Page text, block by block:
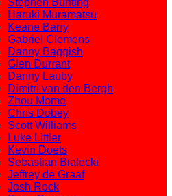
Stephen Bunting
Haruki Muramatsu
Keane Barry
Gabriel Clemens
Danny Baggish
Glen Durrant
Danny Lauby
Dimitri van den Bergh
Zhou Momo
Chris Dobey
Scott Williams
Luke Littler
Kevin Doets
Sebastian Bialecki
Jeffrey de Graaf
Josh Rock